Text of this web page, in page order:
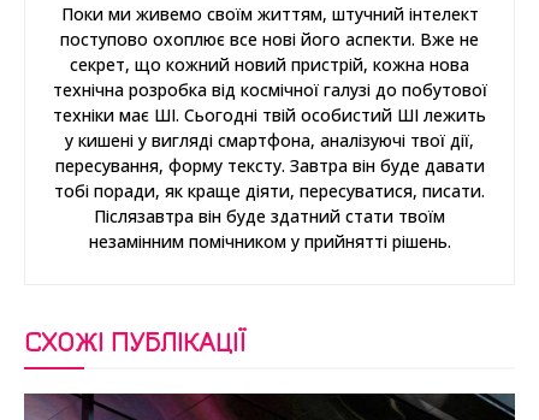
Поки ми живемо своїм життям, штучний інтелект
поступово охоплює все нові його аспекти. Вже не
секрет, що кожний новий пристрій, кожна нова
технічна розробка від космічної галузі до побутової
техніки має ШІ. Сьогодні твій особистий ШІ лежить
у кишені у вигляді смартфона, аналізуючі твої дії,
пересування, форму тексту. Завтра він буде давати
тобі поради, як краще діяти, пересуватися, писати.
Післязавтра він буде здатний стати твоїм
незамінним помічником у прийнятті рішень.
СХОЖІ ПУБЛІКАЦІЇ